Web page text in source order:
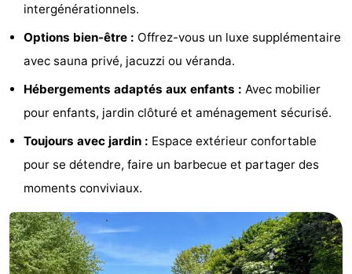
de
golf
Peche
Sportive
-
Equitation
Conduite
l'anneau
et
manger
Événements
Pratiques
Forum
Route
intergénérationnels.
Options bien-être : Offrez-vous un luxe supplémentaire
avec sauna privé, jacuzzi ou véranda.
Hébergements adaptés aux enfants : Avec mobilier
pour enfants, jardin clôturé et aménagement sécurisé.
Toujours avec jardin : Espace extérieur confortable
pour se détendre, faire un barbecue et partager des
moments conviviaux.